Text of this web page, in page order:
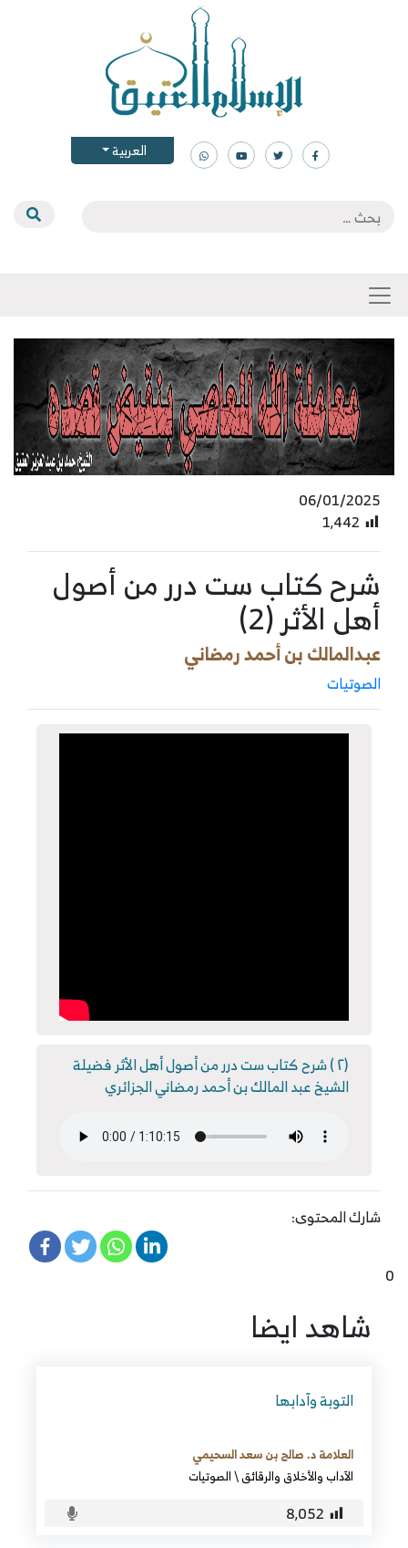
العربية
06/01/2025
1٬442
شرح كتاب ست درر من أصول
أهل الأثر (2)
عبدالمالك بن أحمد رمضاني
الصوتيات
(٢ ) شرح كتاب ست درر من أصول أهل الأثر فضيلة
الشيخ عبد المالك بن أحمد رمضاني الجزائري
شارك المحتوى:
0
شاهد ايضا
التوبة وآدابها
العلامة د. صالح بن سعد السحيمي
الآداب والأخلاق والرقائق\الصوتيات
8٬052